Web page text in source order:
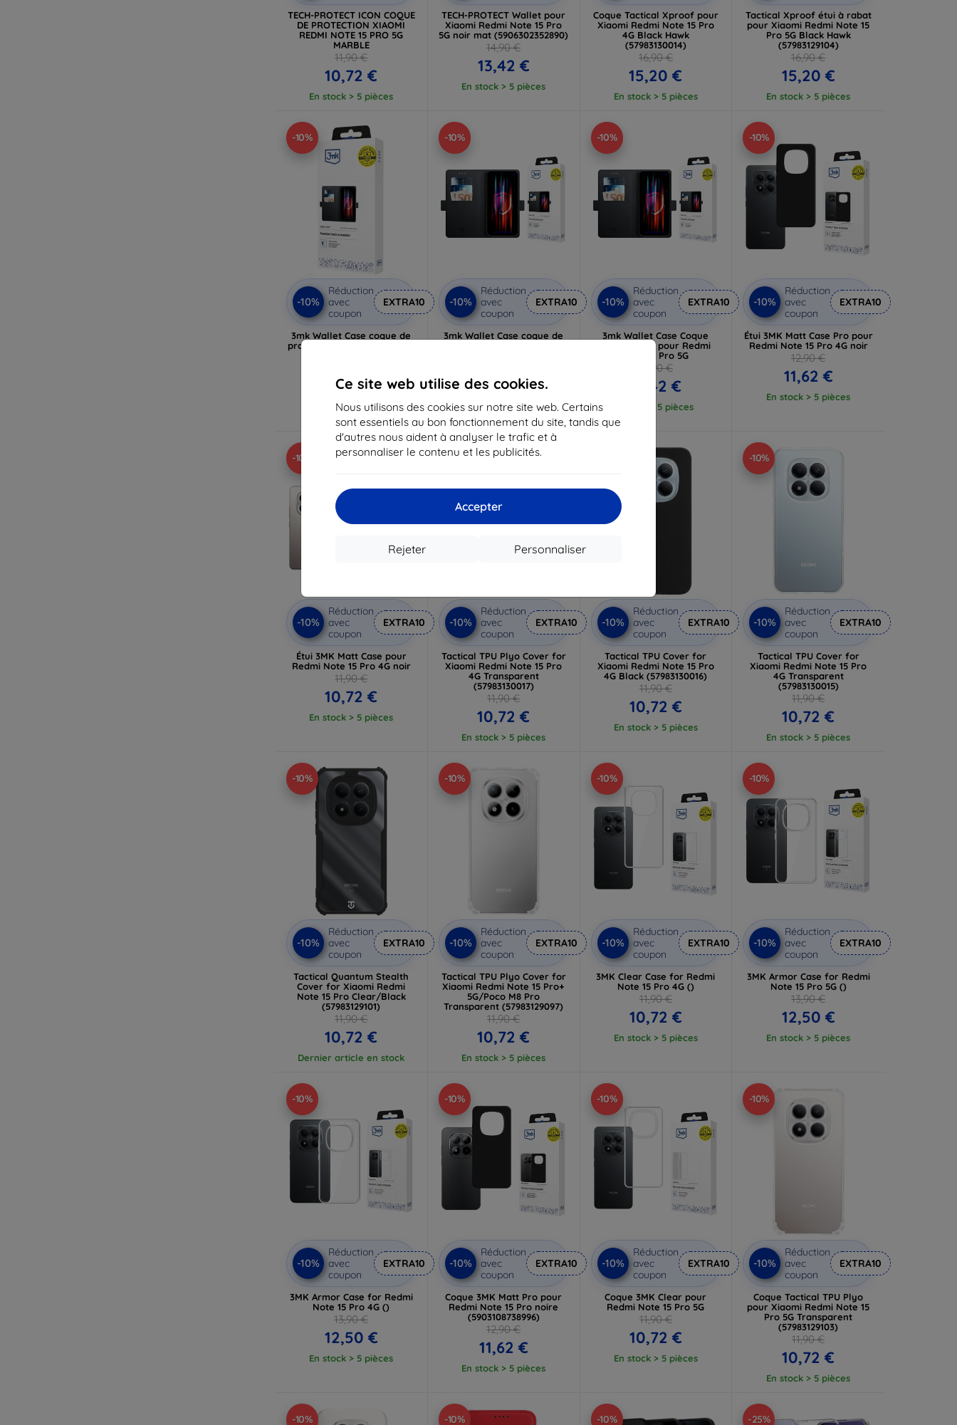
Ce site web utilise des cookies.
Nous utilisons des cookies sur notre site web. Certains
sont essentiels au bon fonctionnement du site, tandis que
d'autres nous aident à analyser le trafic et à
personnaliser le contenu et les publicités.
Accepter
Personnaliser
Rejeter
TECH-PROTECT ICON COQUE
DE PROTECTION XIAOMI
REDMI NOTE 15 PRO 5G
MARBLE
11,90 €
10,72 €
En stock > 5 pièces
TECH-PROTECT Wallet pour
Xiaomi Redmi Note 15 Pro
5G noir mat (5906302352890)
14,90 €
13,42 €
En stock > 5 pièces
Coque Tactical Xproof pour
Xiaomi Redmi Note 15 Pro
4G Black Hawk
(57983130014)
16,90 €
15,20 €
En stock > 5 pièces
Tactical Xproof étui à rabat
pour Xiaomi Redmi Note 15
Pro 5G Black Hawk
(57983129104)
16,90 €
15,20 €
En stock > 5 pièces
-10%
-10%
Réduction
avec
coupon
EXTRA10
3mk Wallet Case coque de
protection pour Redmi Note
13,42 €
En stock > 5 pièces
-10%
-10%
Réduction
avec
coupon
EXTRA10
3mk Wallet Case coque de
13,42 €
En stock > 5 pièces
-10%
-10%
Réduction
avec
coupon
EXTRA10
3mk Wallet Case Coque
portefeuille pour Redmi
Note 15 Pro 5G
14,90 €
13,42 €
En stock 5 pièces
-10%
-10%
Réduction
avec
coupon
EXTRA10
Étui 3MK Matt Case Pro pour
Redmi Note 15 Pro 4G noir
12,90 €
11,62 €
En stock > 5 pièces
-10%
-10%
Réduction
avec
coupon
EXTRA10
Étui 3MK Matt Case pour
Redmi Note 15 Pro 4G noir
11,90 €
10,72 €
En stock > 5 pièces
-10%
-10%
Réduction
avec
coupon
EXTRA10
Tactical TPU Plyo Cover for
Xiaomi Redmi Note 15 Pro
4G Transparent
(57983130017)
11,90 €
10,72 €
En stock > 5 pièces
-10%
Réduction
avec
coupon
EXTRA10
Tactical TPU Cover for
Xiaomi Redmi Note 15 Pro
4G Black (57983130016)
11,90 €
10,72 €
En stock > 5 pièces
-10%
-10%
Réduction
avec
coupon
EXTRA10
Tactical TPU Cover for
Xiaomi Redmi Note 15 Pro
4G Transparent
(57983130015)
11,90 €
10,72 €
En stock > 5 pièces
-10%
-10%
Réduction
avec
coupon
EXTRA10
Tactical Quantum Stealth
Cover for Xiaomi Redmi
Note 15 Pro Clear/Black
(57983129101)
11,90 €
10,72 €
Dernier article en stock
-10%
-10%
Réduction
avec
coupon
EXTRA10
Tactical TPU Plyo Cover for
Xiaomi Redmi Note 15 Pro+
5G/Poco M8 Pro
Transparent (57983129097)
11,90 €
10,72 €
En stock > 5 pièces
-10%
-10%
Réduction
avec
coupon
EXTRA10
3MK Clear Case for Redmi
Note 15 Pro 4G ()
11,90 €
10,72 €
En stock > 5 pièces
-10%
-10%
Réduction
avec
coupon
EXTRA10
3MK Armor Case for Redmi
Note 15 Pro 5G ()
13,90 €
12,50 €
En stock > 5 pièces
-10%
-10%
Réduction
avec
coupon
EXTRA10
3MK Armor Case for Redmi
Note 15 Pro 4G ()
13,90 €
12,50 €
En stock > 5 pièces
-10%
-10%
Réduction
avec
coupon
EXTRA10
Coque 3MK Matt Pro pour
Redmi Note 15 Pro noire
(5903108738996)
12,90 €
11,62 €
En stock > 5 pièces
-10%
-10%
Réduction
avec
coupon
EXTRA10
Coque 3MK Clear pour
Redmi Note 15 Pro 5G
11,90 €
10,72 €
En stock > 5 pièces
-10%
-10%
Réduction
avec
coupon
EXTRA10
Coque Tactical TPU Plyo
pour Xiaomi Redmi Note 15
Pro 5G Transparent
(57983129103)
11,90 €
10,72 €
En stock > 5 pièces
-10% -10% -10% -25%